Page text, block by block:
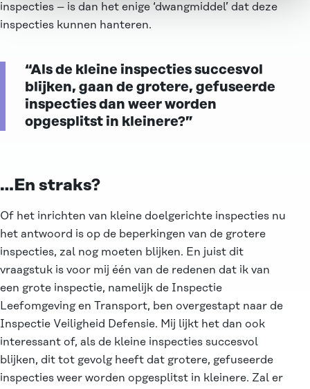
inspecties – is dan het enige ‘dwangmiddel’ dat deze
inspecties kunnen hanteren.
“Als de kleine inspecties succesvol
blijken, gaan de grotere, gefuseerde
inspecties dan weer worden
opgesplitst in kleinere?”
…En straks?
Of het inrichten van kleine doelgerichte inspecties nu
het antwoord is op de beperkingen van de grotere
inspecties, zal nog moeten blijken. En juist dit
vraagstuk is voor mij één van de redenen dat ik van
een grote inspectie, namelijk de Inspectie
Leefomgeving en Transport, ben overgestapt naar de
Inspectie Veiligheid Defensie. Mij lijkt het dan ook
interessant of, als de kleine inspecties succesvol
blijken, dit tot gevolg heeft dat grotere, gefuseerde
inspecties weer worden opgesplitst in kleinere. Zal er